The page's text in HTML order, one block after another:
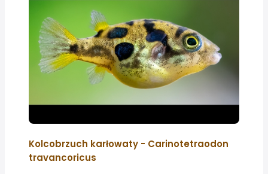
Kolcobrzuch karłowaty - Carinotetraodon
travancoricus